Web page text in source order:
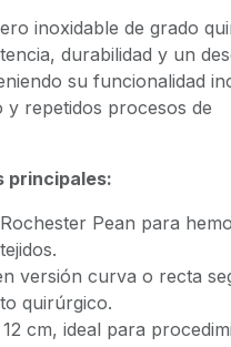
inoxidable de grado
durabilidad y un
su funcionalidad
repetidos procesos de
principales:
Pean para
versión curva o recta
quirúrgico.
cm, ideal para